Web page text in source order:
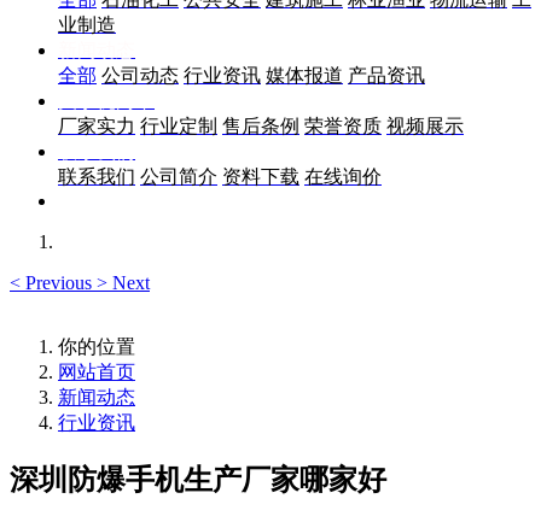
业制造
全部 公司动态 行业资讯 媒体报道 产品资讯
厂家实力 行业定制 售后条例 荣誉资质 视频展示
联系我们 公司简介 资料下载 在线询价
< Previous > Next
你的位置
网站首页
新闻动态
行业资讯
深圳防爆手机生产厂家哪家好